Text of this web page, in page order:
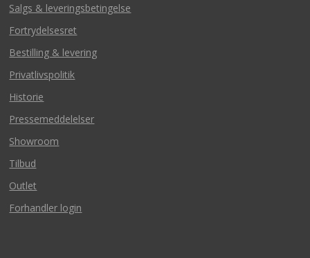
Salgs & leveringsbetingelse
Fortrydelsesret
Bestilling & levering
Privatlivspolitik
Historie
Pressemeddelelser
Showroom
Tilbud
Outlet
Forhandler login